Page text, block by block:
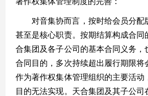
对音集协而言，按时给会员分配
甚至是核心职责。按期结算构成合同
合集团及各子公司的基本合同义务，
合同目的，多次持续超出履行期限将
作为著作权集体管理组织的主要活动
目的无法实现。天合集团及其子公司